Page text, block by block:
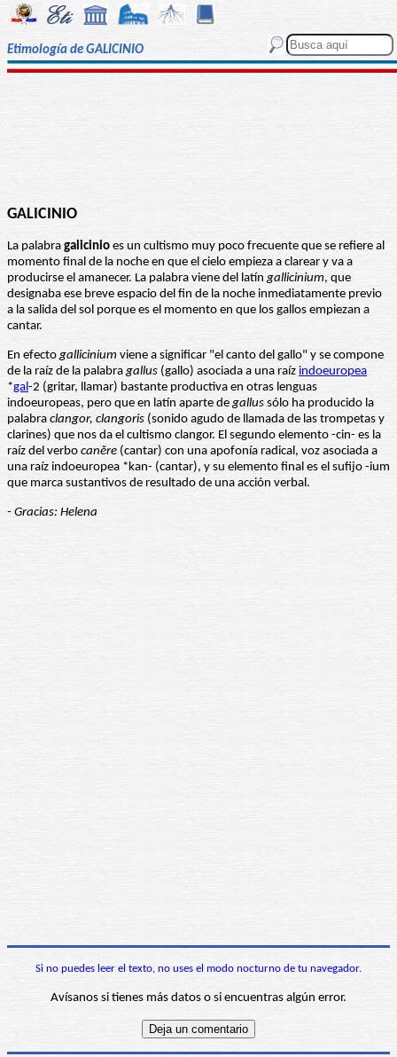
Etimología de GALICINIO
GALICINIO
La palabra galicinio es un cultismo muy poco frecuente que se refiere al
momento final de la noche en que el cielo empieza a clarear y va a
producirse el amanecer. La palabra viene del latíngallicinium, que
designaba ese breve espacio del fin de la noche inmediatamente previo
a la salida del sol porque es el momento en que los gallos empiezan a
cantar.
En efectogallicinium viene a significar "el canto del gallo" y se compone
de la raíz de la palabragallus (gallo) asociada a una raíz indoeuropea
*gal-2 (gritar, llamar) bastante productiva en otras lenguas
indoeuropeas, pero que en latín aparte degallus sólo ha producido la
palabra clangor, clangoris (sonido agudo de llamada de las trompetas y
clarines) que nos da el cultismo clangor. El segundo elemento -cin- es la
raíz del verbo canĕre (cantar) con una apofonía radical, voz asociada a
una raíz indoeuropea *kan- (cantar), y su elemento final es el sufijo -ium
que marca sustantivos de resultado de una acción verbal.
- Gracias: Helena
Si no puedes leer el texto, no uses el modo nocturno de tu navegador.
Avísanos si tienes más datos o si encuentras algún error.